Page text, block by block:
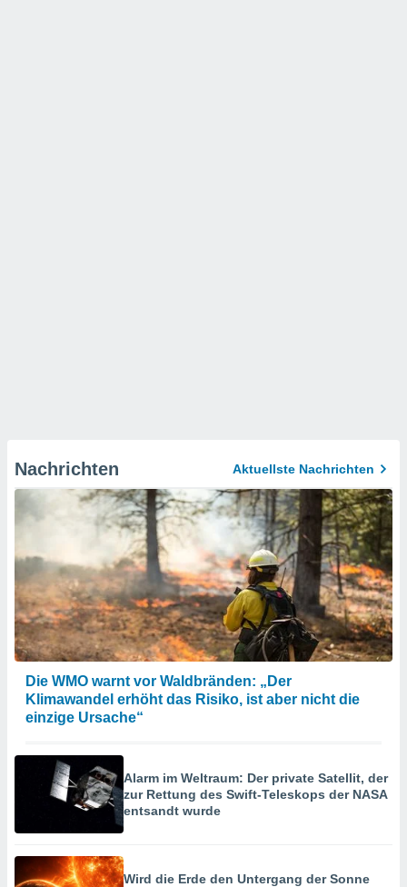
Nachrichten Aktuellste Nachrichten
Die WMO warnt vor Waldbränden: „Der
Klimawandel erhöht das Risiko, ist aber nicht die
einzige Ursache“
Alarm im Weltraum: Der private Satellit, der
zur Rettung des Swift-Teleskops der NASA
entsandt wurde
Wird die Erde den Untergang der Sonne